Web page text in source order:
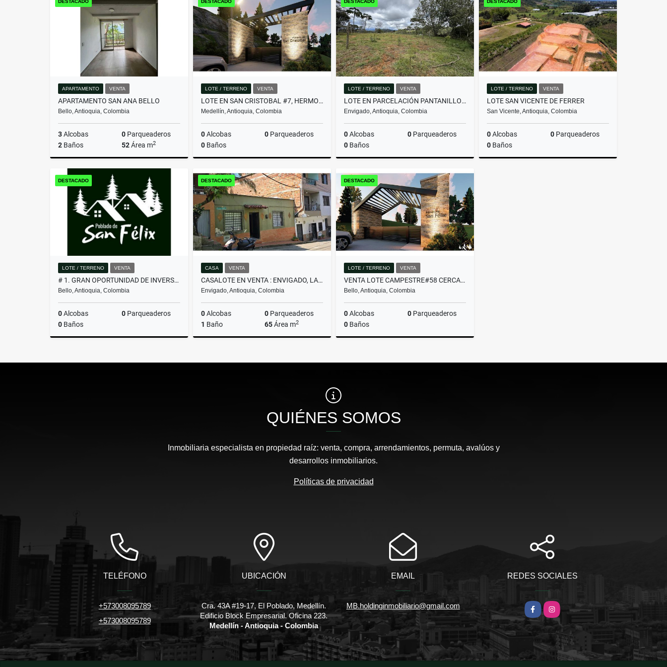
$699.360.000 $3.950.000.000 $580.000.000 $2.800.000.000
DESTACADO
APARTAMENTO VENTA
APARTAMENTO SAN ANA BELLO
Bello, Antioquia, Colombia
3Alcobas 0 Parqueaderos
2 Baños 52Área m2
$280.000.000.000
DESTACADO
LOTE / TERRENO VENTA
LOTE EN SAN CRISTOBAL #7, HERMOSA VISTA PANORAMICA EN PARCELACION
Medellín, Antioquia, Colombia
0Alcobas 0 Parqueaderos
0 Baños
Venta
$357.480.000
DESTACADO
LOTE / TERRENO VENTA
LOTE EN PARCELACIÓN PANTANILLO ENVIGADO ALTOS DE LA MANUELA
Envigado, Antioquia, Colombia
0Alcobas 0 Parqueaderos
0 Baños
Venta
$2.000.000.000
DESTACADO
LOTE / TERRENO VENTA
LOTE SAN VICENTE DE FERRER
San Vicente, Antioquia, Colombia
0Alcobas 0 Parqueaderos
0 Baños
DESTACADO
LOTE / TERRENO VENTA
# 1. GRAN OPORTUNIDAD DE INVERSIÓN, LOTE EN VENTA EN SAN FÉLIX
Bello, Antioquia, Colombia
0Alcobas 0 Parqueaderos
0 Baños
$260.000.000
DESTACADO
CASA VENTA
CASALOTE EN VENTA : ENVIGADO, LA SEBASTIANA
Envigado, Antioquia, Colombia
0Alcobas 0 Parqueaderos
1 Baño 65Área m2
$430.000.000
DESTACADO
LOTE / TERRENO VENTA
VENTA LOTE CAMPESTRE#58 CERCA A MEDELLÍN, VISTA PANORÁMICA SIN PEAJE
Bello, Antioquia, Colombia
0Alcobas 0 Parqueaderos
0 Baños
$382.480.000
QUIÉNES SOMOS
Inmobiliaria especialista en propiedad raíz: venta, compra, arrendamientos, permuta, avalúos y
desarrollos inmobiliarios.
Políticas de privacidad
TELÉFONO
+573008095789
+573008095789
UBICACIÓN
Cra. 43A #19-17, El Poblado, Medellín.
Edificio Block Empresarial. Oficina 223.
Medellín - Antioquia - Colombia
EMAIL
MB.holdinginmobiliario@gmail.com
REDES SOCIALES
FacebookInstagram